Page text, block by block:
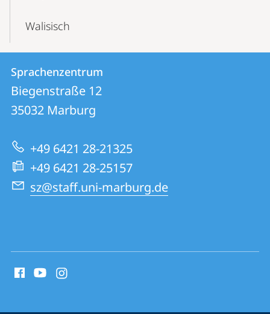
Walisisch
Kontakt
und
Informationen
zur
Website
Kontaktinformationen
Sprachenzentrum
Sprachenzentrum
Biegenstraße 12
35032 Marburg
+49 6421 28-21325
+49 6421 28-25157
sz@staff.uni-marburg.de
Media